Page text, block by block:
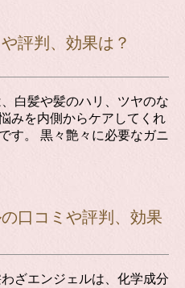
評判、効果は？
白髪や髪のハリ、ツヤのな
みを内側からケアしてくれ
す。 黒々艶々に必要なガニ
口コミや評判、効果
ざエンジェルは、化学成分